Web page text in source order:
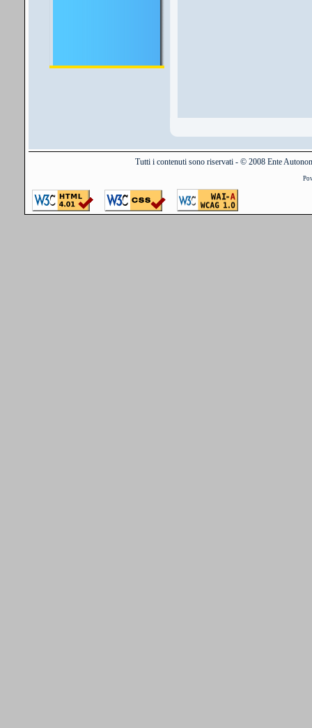
Tutti i contenuti sono riservati - © 2008 Ente